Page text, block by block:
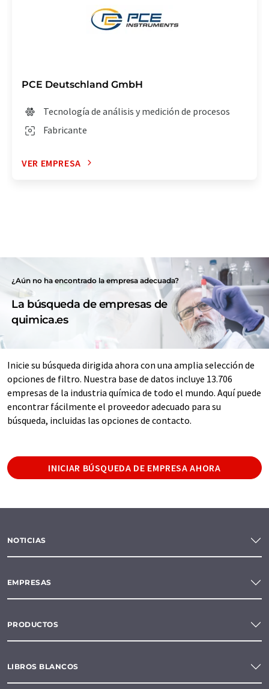
PCE Deutschland GmbH
Tecnología de análisis y medición de procesos
Fabricante
VER EMPRESA
¿Aún no ha encontrado la empresa adecuada?
La búsqueda de empresas de
quimica.es
Inicie su búsqueda dirigida ahora con una amplia selección de
opciones de filtro. Nuestra base de datos incluye 13.706
empresas de la industria química de todo el mundo. Aquí puede
encontrar fácilmente el proveedor adecuado para su
búsqueda, incluidas las opciones de contacto.
INICIAR BÚSQUEDA DE EMPRESA AHORA
NOTICIAS
EMPRESAS
PRODUCTOS
LIBROS BLANCOS